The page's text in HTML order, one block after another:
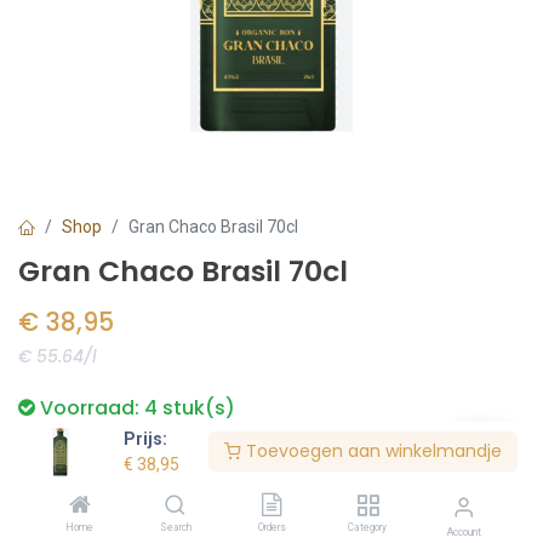
Prijs:
€ 38,95
Toevoegen aan winkelmandje
Home Search Orders Category Account
Shop Gran Chaco Brasil 70cl
Gran Chaco Brasil 70cl
€ 38,95
€ 55.64/l
Voorraad: 4 stuk(s)
Bestel nu